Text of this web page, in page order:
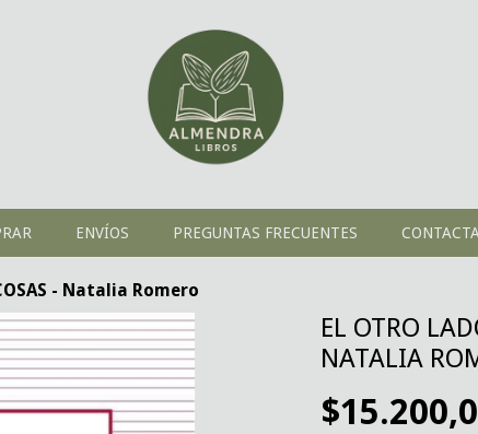
ENVÍOS PREGUNTAS FRECUENTES
- Natalia Romero
EL OTRO
NATALIA